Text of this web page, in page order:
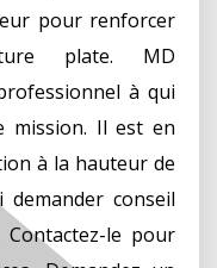
pour renforcer
plate. MD
à qui
mission. Il est en
à la hauteur de
conseil
le pour